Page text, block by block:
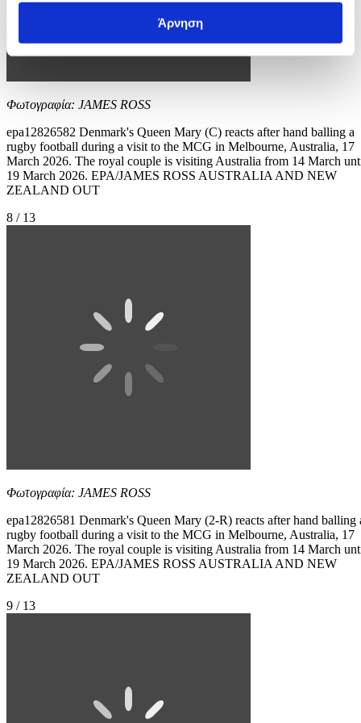
Άρνηση
Φωτογραφία: JAMES ROSS
epa12826582 Denmark's Queen Mary (C) reacts after hand balling a
rugby football during a visit to the MCG in Melbourne, Australia, 17
March 2026. The royal couple is visiting Australia from 14 March
19 March 2026. EPA/JAMES ROSS AUSTRALIA AND NEW
ZEALAND OUT
8 / 13
Φωτογραφία: JAMES ROSS
epa12826581 Denmark's Queen Mary (2-R) reacts after hand balling
rugby football during a visit to the MCG in Melbourne, Australia, 17
March 2026. The royal couple is visiting Australia from 14 March
19 March 2026. EPA/JAMES ROSS AUSTRALIA AND NEW
ZEALAND OUT
9 / 13